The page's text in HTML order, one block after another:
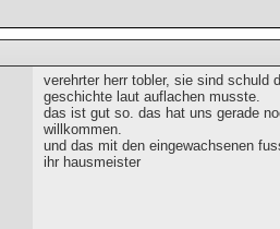
verehrter herr tobler, sie sind schuld
geschichte laut auflachen musste.
das ist gut so. das hat uns gerade
willkommen.
und das mit den eingewachsenen
ihr hausmeister